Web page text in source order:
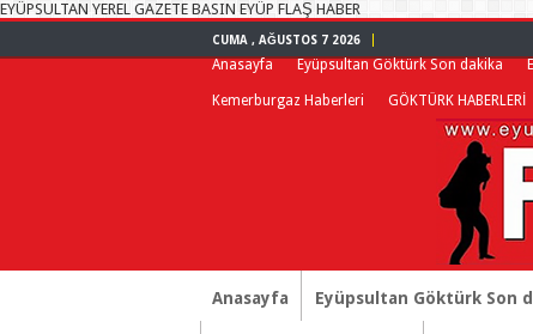
EYÜPSULTAN YEREL GAZETE BASIN EYÜP FLAŞ HABER
CUMA , AĞUSTOS 7 2026
Anasayfa Eyüpsultan Göktürk Son dakika
Kemerburgaz Haberleri GÖKTÜRK HABERLERİ
Anasayfa Eyüpsultan Göktürk Son